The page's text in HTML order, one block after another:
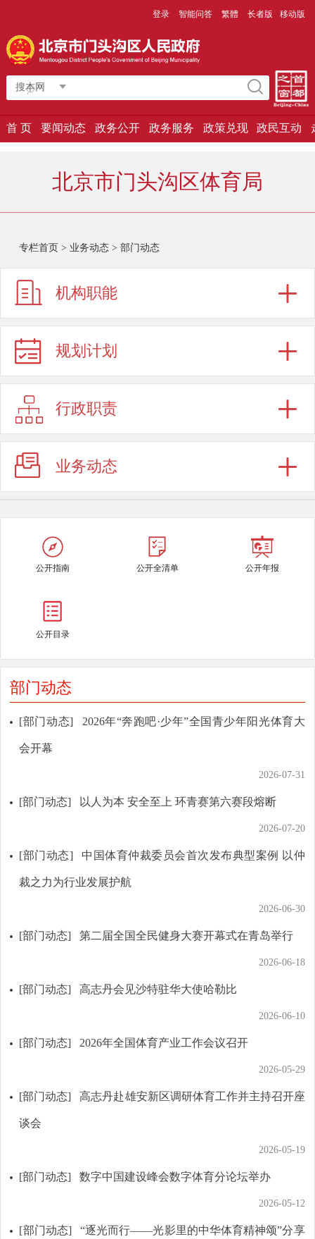
登录 智能问答 繁體 长者版 移动版
搜本网
首 页 要闻动态 政务公开 政务服务 政策兑现 政民互动
北京市门头沟区体育局
专栏首页 > 业务动态> 部门动态
机构职能
规划计划
行政职责
业务动态
公开指南 公开全清单 公开年报
公开目录
部门动态
[部门动态] 2026年“奔跑吧·少年”全国青少年阳光体育大
会开幕
2026-07-31
[部门动态] 以人为本 安全至上 环青赛第六赛段熔断
2026-07-20
[部门动态] 中国体育仲裁委员会首次发布典型案例 以仲
裁之力为行业发展护航
2026-06-30
[部门动态] 第二届全国全民健身大赛开幕式在青岛举行
2026-06-18
[部门动态] 高志丹会见沙特驻华大使哈勒比
2026-06-10
[部门动态] 2026年全国体育产业工作会议召开
2026-05-29
[部门动态] 高志丹赴雄安新区调研体育工作并主持召开座
谈会
2026-05-19
[部门动态] 数字中国建设峰会数字体育分论坛举办
2026-05-12
[部门动态] “逐光而行——光影里的中华体育精神颂”分享